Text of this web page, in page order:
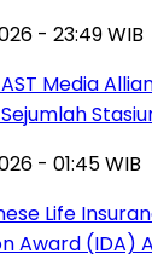
- 23:49 WIB
Media
- 01:45 WIB
Life
Award (IDA)